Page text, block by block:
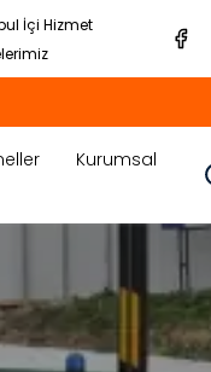
İçi Hizmet
Kurumsal